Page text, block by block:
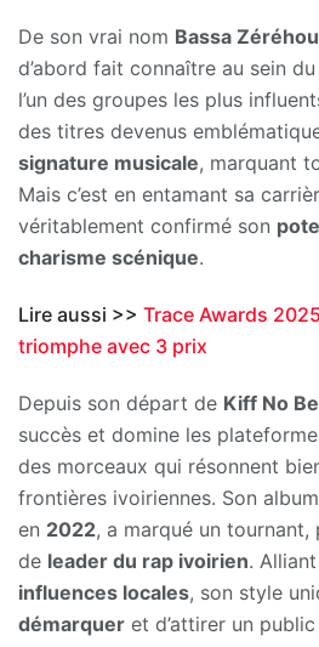
De son vrai nom Bassa
d’abord fait connaître au sein
l’un des groupes les plus
des titres devenus
signature musicale, marquant
Mais c’est en entamant sa
véritablement confirmé son
charisme scénique.
Lire aussi >> Trace Awards
triomphe avec 3 prix
Depuis son départ de Kiff No
succès et domine les
des morceaux qui résonnent
frontières ivoiriennes. Son album
en 2022, a marqué un
de leader du rap ivoirien. Alliant
influences locales, son style
démarquer et d’attirer un